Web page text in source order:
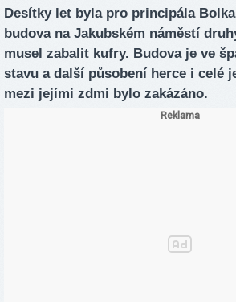
Desítky let byla pro principála
budova na Jakubském náměstí
musel zabalit kufry. Budova je ve
stavu a další působení herce i celé
mezi jejími zdmi bylo zakázáno.